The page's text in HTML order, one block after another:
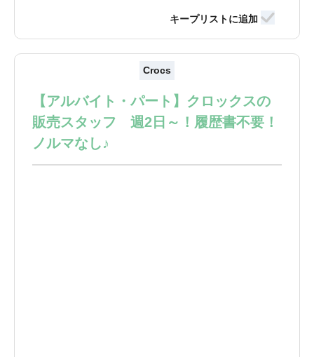
Crocs
【アルバイト・パート】クロックスの
販売スタッフ 週2日～！履歴書不要！
ノルマなし♪